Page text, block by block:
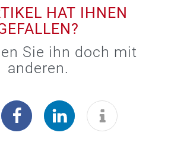
HAT IHNEN
Sie ihn doch mit
anderen.